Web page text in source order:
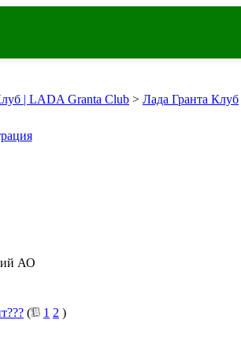
| LADA Granta Club > Лада Гранта Клуб
АО
( 1 2 )